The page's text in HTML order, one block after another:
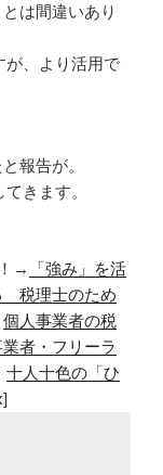
は間違いあり
が、より活用で
報告が。
きます。
→
「強み」を活
税理士のため
個人事業者の税
者・フリーラ
十人十色の「ひ